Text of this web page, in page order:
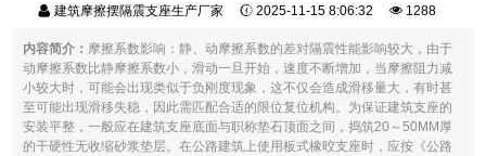
建筑摩擦摆隔震支座生产厂家 2025-11-15 8:06:32 1288
内容简介： 摩擦系数影响：静、动摩擦系数的差对隔震性能影响较大，由于
动摩擦系数比静摩擦系数小，滑动一旦开始，速度不断增加，当摩擦阻力减
小较大时，可能会出现类似于负刚度现象，这不仅会造成滑移量大，有时甚
至可能出现滑移失稳，因此需匹配合适的限位复位机构。为保证建筑支座的
安装平整，一般应在建筑支座底面与职称垫石顶面之间，捣筑20～50MM厚
的干硬性无收缩砂浆垫层。在公路建筑上使用板式橡晈支座时，应按《公路